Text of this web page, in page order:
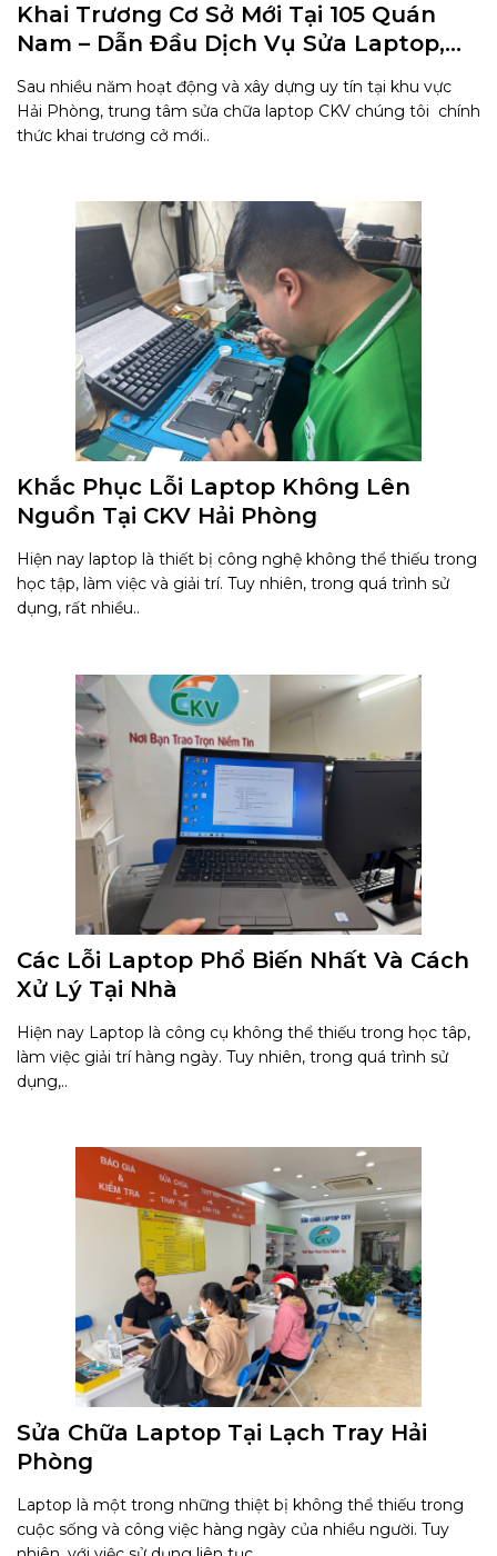
Khai Trương Cơ Sở Mới Tại 105 Quán
Nam – Dẫn Đầu Dịch Vụ Sửa Laptop,
MacBook Uy Tín Tại Hải Phòng
Sau nhiều năm hoạt động và xây dựng uy tín tại khu vực
Hải Phòng, trung tâm sửa chữa laptop CKV chúng tôi chính
thức khai trương cở mới..
Khắc Phục Lỗi Laptop Không Lên
Nguồn Tại CKV Hải Phòng
Hiện nay laptop là thiết bị công nghệ không thể thiếu trong
học tập, làm việc và giải trí. Tuy nhiên, trong quá trình sử
dụng, rất nhiều..
Các Lỗi Laptop Phổ Biến Nhất Và Cách
Xử Lý Tại Nhà
Hiện nay Laptop là công cụ không thể thiếu trong học tâp,
làm việc giải trí hàng ngày. Tuy nhiên, trong quá trình sử
dụng,..
Sửa Chữa Laptop Tại Lạch Tray Hải
Phòng
Laptop là một trong những thiệt bị không thể thiếu trong
cuộc sống và công việc hàng ngày của nhiều người. Tuy